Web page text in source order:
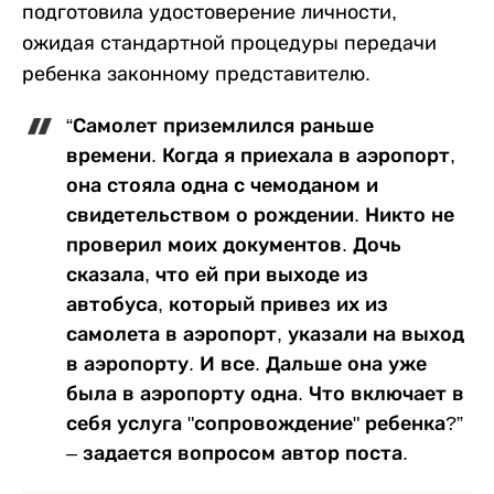
подготовила удостоверение личности,
ожидая стандартной процедуры передачи
ребенка законному представителю.
“Самолет приземлился раньше
времени. Когда я приехала в аэропорт,
она стояла одна с чемоданом и
свидетельством о рождении. Никто не
проверил моих документов. Дочь
сказала, что ей при выходе из
автобуса, который привез их из
самолета в аэропорт, указали на выход
в аэропорту. И все. Дальше она уже
была в аэропорту одна. Что включает в
себя услуга "сопровождение" ребенка?”
– задается вопросом автор поста.